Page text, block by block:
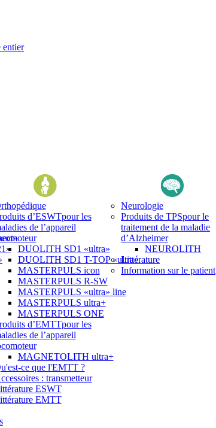
d’ESWTpour les
de l’appareil
DUOLITH SD1 «ultra»
DUOLITH SD1 T-TOP «ultra»
MASTERPULS icon
MASTERPULS R-SW
MASTERPULS «ultra» line
MASTERPULS ultra+
MASTERPULS ONE
d’EMTTpour les
de l’appareil
MAGNETOLITH ultra+
ce que l'EMTT ?
: transmetteur
ESWT
EMTT
Neurologie
Produits de TPSpour le
traitement de la maladie
d’Alzheimer
NEUROLITH
Littérature
Information sur le patient